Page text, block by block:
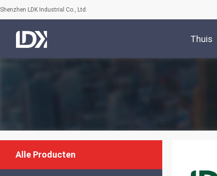
Shenzhen LDK Industrial Co., Ltd.
Thuis
Alle Producten